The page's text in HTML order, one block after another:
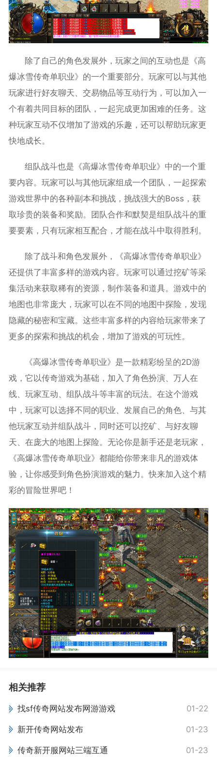
除了自己的角色发展外，玩家之间的互动也是《高
爆冰雪传奇单职业》的一个重要部分。玩家可以与其他
玩家进行好友聊天、交易物品等互动行为，可以加入一
个有着共同目标的团队，一起完成更加困难的任务。这
种玩家互动不仅增加了游戏的乐趣，还可以帮助玩家更
快地成长。
组队战斗也是《高爆冰雪传奇单职业》中的一个重
要内容。玩家可以与其他玩家组成一个团队，一起探索
游戏世界中的各种副本和挑战，挑战强大的Boss，获
取珍贵的装备和奖励。团队合作和默契是组队战斗的重
要要素，只有玩家相互配合，才能在战斗中取得胜利。
除了战斗和角色发展外，《高爆冰雪传奇单职业》
还提供了丰富多样的游戏内容。玩家可以通过挖矿等采
集活动来获取稀有的资源，制作装备和道具。游戏中的
地图也非常庞大，玩家可以在不同的地图中探险，发现
隐藏的秘密和宝藏。这些丰富多样的内容给玩家带来了
更多的探索和挑战的机会，增加了游戏的可玩性。
《高爆冰雪传奇单职业》是一款精彩纷呈的2D游
戏，它以传奇游戏为基础，加入了角色扮演、万人在
线、玩家互动、组队战斗等丰富的玩法。在这个游戏
中，玩家可以选择不同的职业、发展自己的角色、与其
他玩家互动并组队战斗，同时还可以挖矿、与好友聊
天、在庞大的地图上探险。无论你是新手还是老玩家，
《高爆冰雪传奇单职业》都能给你带来非凡的游戏体
验，让你感受到角色扮演游戏的魅力。快来加入这个精
彩的冒险世界吧！
相关推荐
找sf传奇网站发布网游游戏 01-22
新开传奇网站发布 01-23
传奇新开服网站三端互通 01-23